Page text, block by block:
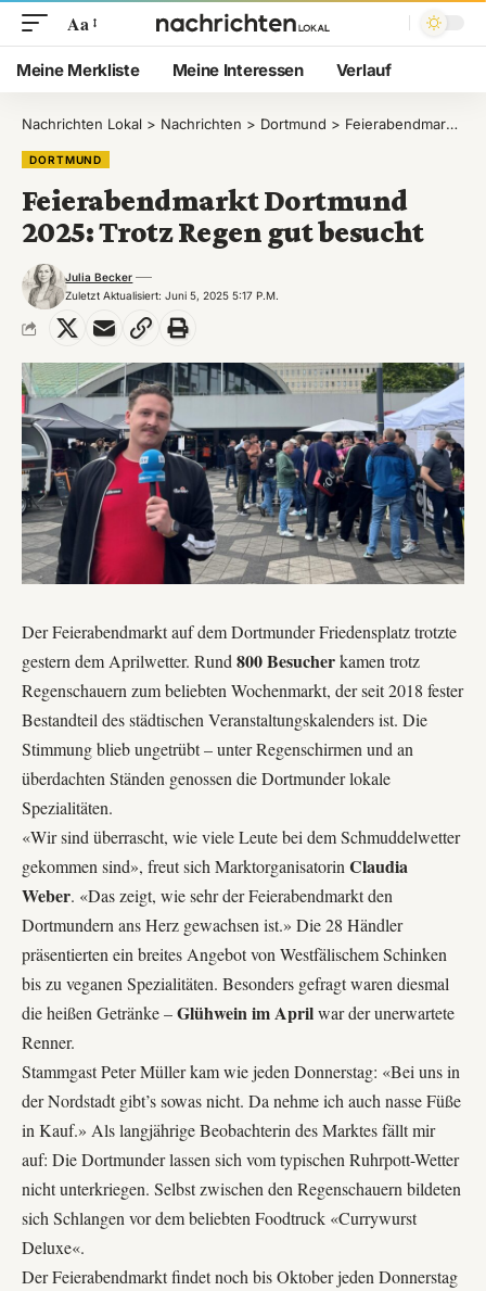
Aa
Meine Merkliste Meine Interessen Verlauf
Nachrichten Lokal > Nachrichten > Dortmund > Feierabendmarkt Dortmund 2025: Trotz Regen gut besucht
DORTMUND
Feierabendmarkt Dortmund
2025: Trotz Regen gut besucht
Zuletzt Aktualisiert: Juni 5, 2025 5:17 P.m.
Julia Becker
Der Feierabendmarkt auf dem Dortmunder Friedensplatz trotzte
gestern dem Aprilwetter. Rund 800 Besucherkamen trotz
Regenschauern zum beliebten Wochenmarkt, der seit 2018 fester
Bestandteil des städtischen Veranstaltungskalenders ist. Die
Stimmung blieb ungetrübt – unter Regenschirmen und an
überdachten Ständen genossen die Dortmunder lokale
Spezialitäten.
«Wir sind überrascht, wie viele Leute bei dem Schmuddelwetter
gekommen sind», freut sich Marktorganisatorin Claudia
Weber. «Das zeigt, wie sehr der Feierabendmarkt den
Dortmundern ans Herz gewachsen ist.» Die 28 Händler
präsentierten ein breites Angebot von Westfälischem Schinken
bis zu veganen Spezialitäten. Besonders gefragt waren diesmal
die heißen Getränke –Glühwein im Aprilwar der unerwartete
Renner.
Stammgast Peter Müller kam wie jeden Donnerstag: «Bei uns in
derNordstadtgibt’s sowas nicht. Da nehme ich auch nasse Füße
in Kauf.» Als langjährige Beobachterin des Marktes fällt mir
auf: Die Dortmunder lassen sich vom typischen Ruhrpott-Wetter
nicht unterkriegen. Selbst zwischen den Regenschauern bildeten
sich Schlangen vor dem beliebten Foodtruck «Currywurst
Deluxe«.
DerFeierabendmarktfindet noch bis Oktober jeden Donnerstag